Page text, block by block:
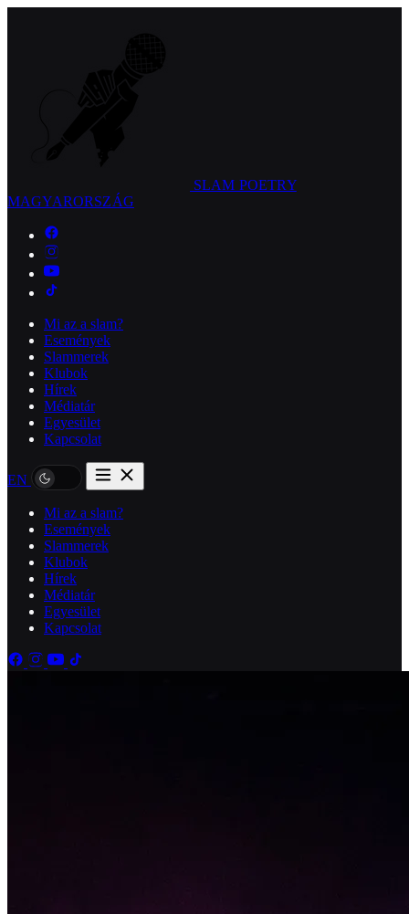
SLAM POETRY
MAGYARORSZÁG
Mi az a slam?
Események
Slammerek
Klubok
Hírek
Médiatár
Egyesület
Kapcsolat
EN
Mi az a slam?
Események
Slammerek
Klubok
Hírek
Médiatár
Egyesület
Kapcsolat